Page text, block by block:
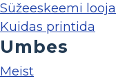
Süžeeskeemi looja
Kuidas printida
Umbes
Meist